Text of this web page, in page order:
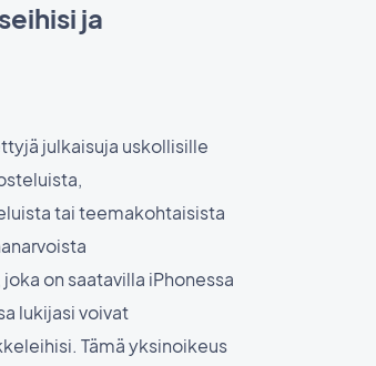
ja
julkaisuja uskollisille
tai teemakohtaisista
on saatavilla iPhonessa
lukijasi voivat
Tämä yksinoikeus